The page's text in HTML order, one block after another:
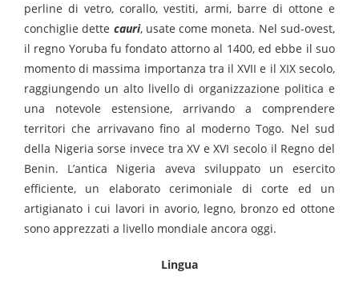
perline di vetro, corallo, vestiti, armi, barre di ottone e
conchiglie dette cauri, usate come moneta. Nel sud-ovest,
il regno Yoruba fu fondato attorno al 1400, ed ebbe il suo
momento di massima importanza tra il XVII e il XIX secolo,
raggiungendo un alto livello di organizzazione politica e
una notevole estensione, arrivando a comprendere
territori che arrivavano fino al moderno Togo. Nel sud
della Nigeria sorse invece tra XV e XVI secolo il Regno del
Benin. L’antica Nigeria aveva sviluppato un esercito
efficiente, un elaborato cerimoniale di corte ed un
artigianato i cui lavori in avorio, legno, bronzo ed ottone
sono apprezzati a livello mondiale ancora oggi.
Lingua